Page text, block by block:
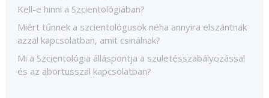
Kell-e hinni a Szcientológiában?
Miért tűnnek a szcientológusok néha annyira elszántnak
azzal kapcsolatban, amit csinálnak?
Mi a Szcientológia álláspontja a születésszabályozással
és az abortusszal kapcsolatban?